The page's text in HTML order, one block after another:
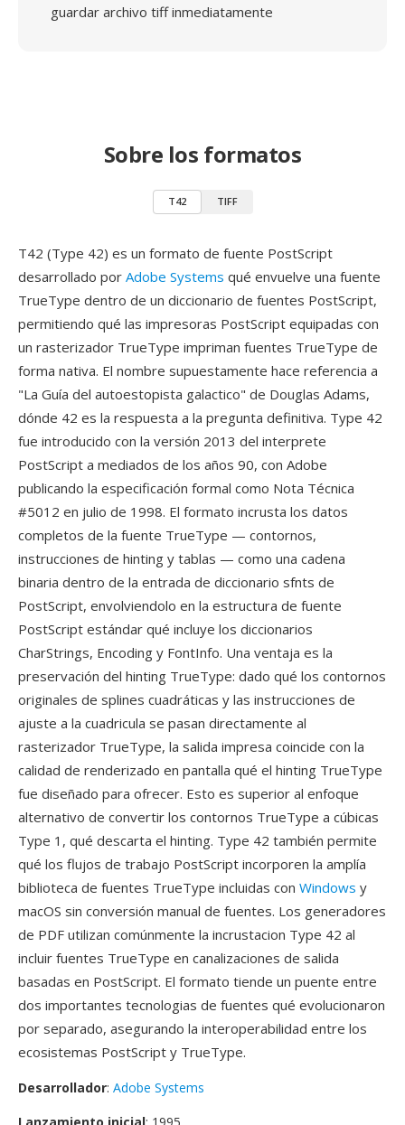
guardar archivo tiff inmediatamente
Sobre los formatos
T42 TIFF
T42 (Type 42) es un formato de fuente PostScript
desarrollado por Adobe Systems qué envuelve una fuente
TrueType dentro de un diccionario de fuentes PostScript,
permitiendo qué las impresoras PostScript equipadas con
un rasterizador TrueType impriman fuentes TrueType de
forma nativa. El nombre supuestamente hace referencia a
"La Guía del autoestopista galactico" de Douglas Adams,
dónde 42 es la respuesta a la pregunta definitiva. Type 42
fue introducido con la versión 2013 del interprete
PostScript a mediados de los años 90, con Adobe
publicando la especificación formal como Nota Técnica
#5012 en julio de 1998. El formato incrusta los datos
completos de la fuente TrueType — contornos,
instrucciones de hinting y tablas — como una cadena
binaria dentro de la entrada de diccionario sfnts de
PostScript, envolviendolo en la estructura de fuente
PostScript estándar qué incluye los diccionarios
CharStrings, Encoding y FontInfo. Una ventaja es la
preservación del hinting TrueType: dado qué los contornos
originales de splines cuadráticas y las instrucciones de
ajuste a la cuadricula se pasan directamente al
rasterizador TrueType, la salida impresa coincide con la
calidad de renderizado en pantalla qué el hinting TrueType
fue diseñado para ofrecer. Esto es superior al enfoque
alternativo de convertir los contornos TrueType a cúbicas
Type 1, qué descarta el hinting. Type 42 también permite
qué los flujos de trabajo PostScript incorporen la amplía
biblioteca de fuentes TrueType incluidas con Windows y
macOS sin conversión manual de fuentes. Los generadores
de PDF utilizan comúnmente la incrustacion Type 42 al
incluir fuentes TrueType en canalizaciones de salida
basadas en PostScript. El formato tiende un puente entre
dos importantes tecnologias de fuentes qué evolucionaron
por separado, asegurando la interoperabilidad entre los
ecosistemas PostScript y TrueType.
Desarrollador: Adobe Systems